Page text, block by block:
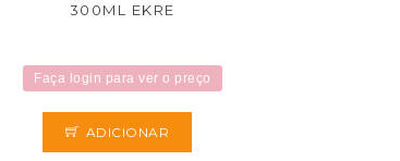
300ML EKRE
Faça login para ver o preço
ADICIONAR